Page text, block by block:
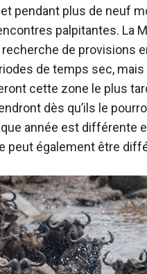
pendant plus de neuf
palpitantes. La
recherche de provisions
de temps sec, mais
cette zone le plus
dès qu’ils le
année est différente
peut également être